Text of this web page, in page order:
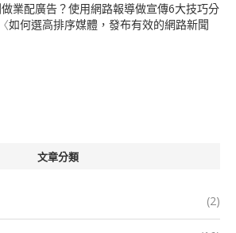
業配廣告？使用網路報導做宣傳6大技巧分
如何選高排序媒體，發布有效的網路新聞
文章分類
(2)